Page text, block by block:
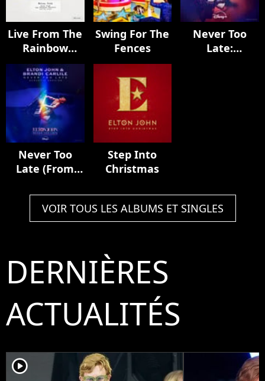
Live From The
Rainbow
Theatre With
Ray Cooper
Swing For The
Fences
Never Too
Late:
Never Too
Late (From
“Elton John:
Never Too
Late”)
Step Into
Christmas
VOIR TOUS LES ALBUMS ET SINGLES
DERNIÈRES
ACTUALITÉS
player2